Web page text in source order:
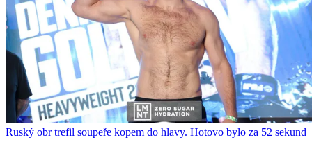
Ruský obr trefil soupeře kopem do hlavy. Hotovo bylo za 52 sekund